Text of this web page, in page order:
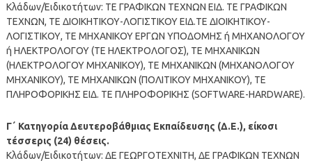
Κλάδων/Ειδικοτήτων: ΤΕ ΓΡΑΦΙΚΩΝ ΤΕΧΝΩΝ ΕΙΔ. ΤΕ ΓΡΑΦΙΚΩΝ
ΤΕΧΝΩΝ, ΤΕ ΔΙΟΙΚΗΤΙΚΟΥ-ΛΟΓΙΣΤΙΚΟΥ ΕΙΔ.ΤΕ ΔΙΟΙΚΗΤΙΚΟΥ-
ΛΟΓΙΣΤΙΚΟΥ, ΤΕ ΜΗΧΑΝΙΚΟΥ ΕΡΓΩΝ ΥΠΟΔΟΜΗΣ ή ΜΗΧΑΝΟΛΟΓΟΥ
ή ΗΛΕΚΤΡΟΛΟΓΟΥ (ΤΕ ΗΛΕΚΤΡΟΛΟΓΟΣ), ΤΕ ΜΗΧΑΝΙΚΩΝ
(ΗΛΕΚΤΡΟΛΟΓΟΥ ΜΗΧΑΝΙΚΟΥ), ΤΕ ΜΗΧΑΝΙΚΩΝ (ΜΗΧΑΝΟΛΟΓΟΥ
ΜΗΧΑΝΙΚΟΥ), ΤΕ ΜΗΧΑΝΙΚΩΝ (ΠΟΛΙΤΙΚΟΥ ΜΗΧΑΝΙΚΟΥ), ΤΕ
ΠΛΗΡΟΦΟΡΙΚΗΣ ΕΙΔ. ΤΕ ΠΛΗΡΟΦΟΡΙΚΗΣ (SOFTWARE-HARDWARE).
Γ΄ Κατηγορία Δευτεροβάθμιας Εκπαίδευσης (Δ.Ε.), είκοσι
τέσσερις (24) θέσεις.
Κλάδων/Ειδικοτήτων: ΔΕ ΓΕΩΡΓΟΤΕΧΝΙΤΗ, ΔΕ ΓΡΑΦΙΚΩΝ ΤΕΧΝΩΝ